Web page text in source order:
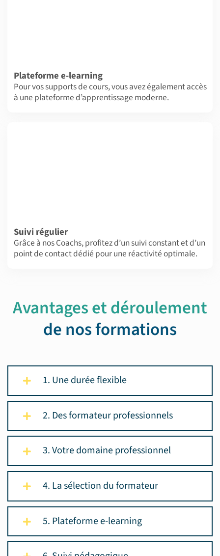
Plateforme e-learning
Pour vos supports de cours, vous avez également accès
à une plateforme d’apprentissage moderne.
Suivi régulier
Grâce à nos Coachs, profitez d’un suivi constant et d’un
point de contact dédié pour une réactivité optimale.
Avantages et déroulement
de nos formations
1. Une durée flexible
2. Des formateur professionnels
3. Votre domaine professionnel
4. La sélection du formateur
5. Plateforme e-learning